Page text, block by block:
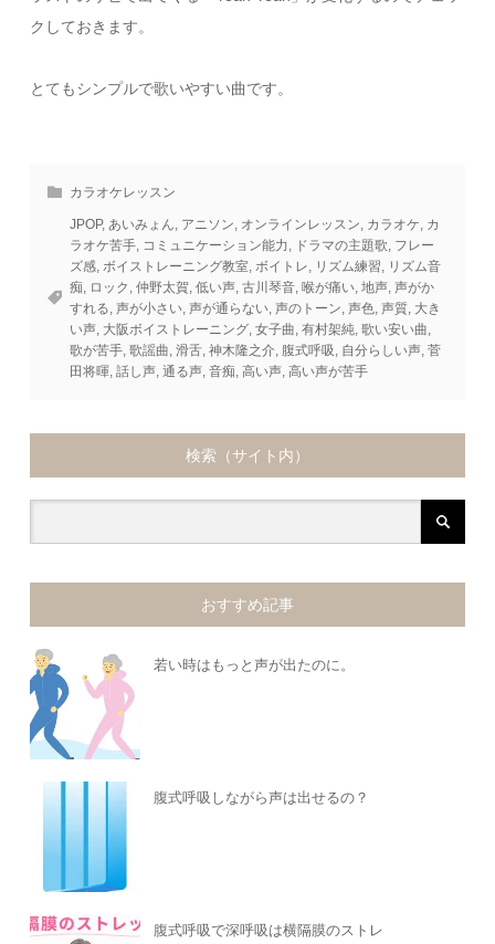
クしておきます。
とてもシンプルで歌いやすい曲です。
カラオケレッスン
JPOP,あいみょん, アニソン, オンラインレッスン, カラオケ, カ
ラオケ苦手, コミュニケーション能力, ドラマの主題歌, フレー
ズ感,ボイストレーニング教室,ボイトレ, リズム練習, リズム音
痴, ロック ,仲野太賀,低い声,古川琴音,喉が痛い,地声,声がか
すれる,声が小さい,声が通らない,声のトーン,声色,声質, 大き
い声, 大阪ボイストレーニング,女子曲,有村架純,歌い安い曲,
歌が苦手,歌謡曲,滑舌,神木隆之介, 腹式呼吸, 自分らしい声,菅
田将暉,話し声,通る声,音痴,高い声,高い声が苦手
検索（サイト内）
おすすめ記事
若い時はもっと声が出たのに。
腹式呼吸しながら声は出せるの？
腹式呼吸で深呼吸は横隔膜のストレ